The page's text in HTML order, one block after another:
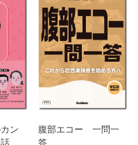
ン
腹部エコー 一問一
答